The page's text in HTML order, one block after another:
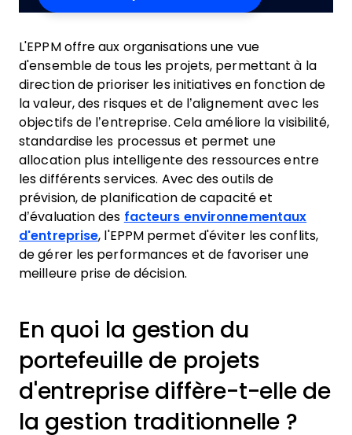
L'EPPM offre aux organisations une vue
d'ensemble de tous les projets, permettant à la
direction de prioriser les initiatives en fonction de
la valeur, des risques et de l’alignement avec les
objectifs de l’entreprise. Cela améliore la visibilité,
standardise les processus et permet une
allocation plus intelligente des ressources entre
les différents services. Avec des outils de
prévision, de planification de capacité et
d’évaluation des facteurs environnementaux
d'entreprise, l'EPPM permet d'éviter les conflits,
de gérer les performances et de favoriser une
meilleure prise de décision.
En quoi la gestion du
portefeuille de projets
d'entreprise diffère-t-elle de
la gestion traditionnelle ?